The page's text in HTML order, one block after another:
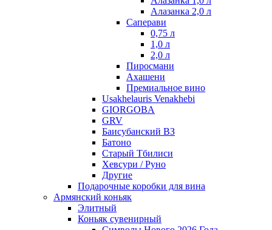
Алазанка 2,0 л
Саперави
0,75 л
1,0 л
2,0 л
Пиросмани
Ахашени
Премиальное вино
Usakhelauris Venakhebi
GIORGOBA
GRV
Баисубанский ВЗ
Батоно
Старый Тбилиси
Хевсури / Руно
Другие
Подарочные коробки для вина
Армянский коньяк
Элитный
Коньяк сувенирный